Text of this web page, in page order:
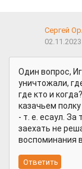
Сергей
Один вопрос,
уничтожали,
где кто и
казачьем
- т. е. есаул.
заехать не
воспоминания